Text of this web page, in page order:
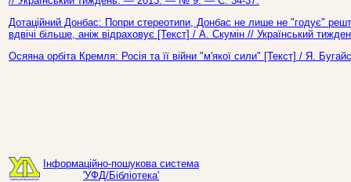
Дотаційний Донбас: Попри стереотипи, Донбас не лише не "годує"
вдвічі більше, аніж відраховує [Текст] / А. Скумін // Український
Осяяна орбіта Кремля: Росія та її війни "м'якої сили" [Текст] / Я.
Інформаційно-пошукова система
'УФД/Бібліотека'